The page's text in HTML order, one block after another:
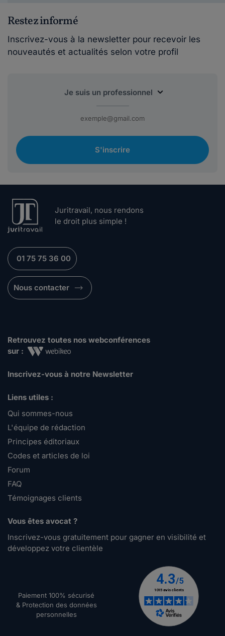
Restez informé
Inscrivez-vous à la newsletter pour recevoir les
nouveautés et actualités selon votre profil
S'inscrire
Juritravail, nous rendons
le droit plus simple !
01 75 75 36 00
Nous contacter
Retrouvez toutes nos webconférences
sur :
Inscrivez-vous à notre Newsletter
Liens utiles :
Qui sommes-nous
L'équipe de rédaction
Principes éditoriaux
Codes et articles de loi
Forum
FAQ
Témoignages clients
Vous êtes avocat ?
Inscrivez-vous gratuitement pour gagner en visibilité et
développez votre clientèle
Paiement 100% sécurisé
& Protection des données
personnelles